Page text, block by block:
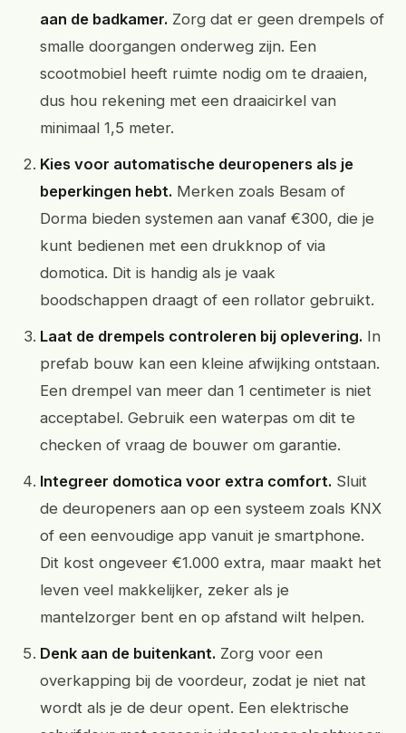
aan de badkamer. Zorg dat er geen drempels of
smalle doorgangen onderweg zijn. Een
scootmobiel heeft ruimte nodig om te draaien,
dus hou rekening met een draaicirkel van
minimaal 1,5 meter.
Kies voor automatische deuropeners als je
beperkingen hebt. Merken zoals Besam of
Dorma bieden systemen aan vanaf €300, die je
kunt bedienen met een drukknop of via
domotica. Dit is handig als je vaak
boodschappen draagt of een rollator gebruikt.
Laat de drempels controleren bij oplevering. In
prefab bouw kan een kleine afwijking ontstaan.
Een drempel van meer dan 1 centimeter is niet
acceptabel. Gebruik een waterpas om dit te
checken of vraag de bouwer om garantie.
Integreer domotica voor extra comfort. Sluit
de deuropeners aan op een systeem zoals KNX
of een eenvoudige app vanuit je smartphone.
Dit kost ongeveer €1.000 extra, maar maakt het
leven veel makkelijker, zeker als je
mantelzorger bent en op afstand wilt helpen.
Denk aan de buitenkant. Zorg voor een
overkapping bij de voordeur, zodat je niet nat
wordt als je de deur opent. Een elektrische